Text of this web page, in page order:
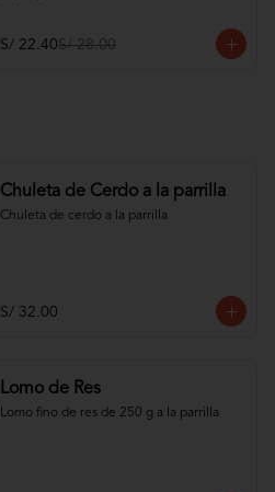
S/ 22.40S/ 28.00
Chuleta de Cerdo a la parrilla
Chuleta de cerdo a la parrilla
S/ 32.00
Lomo de Res
Lomo fino de res de 250 g a la parrilla